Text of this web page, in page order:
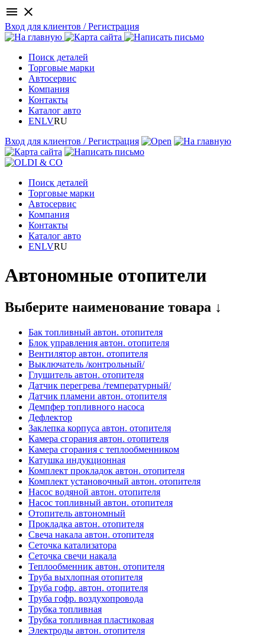
menu close
Вход для клиентов / Регистрация
Поиск деталей
Торговые марки
Автосервис
Компания
Контакты
Каталог авто
ENLVRU
Вход для клиентов / Регистрация
Поиск деталей
Торговые марки
Автосервис
Компания
Контакты
Каталог авто
ENLVRU
Автономные отопители
Выберите наименование товара ↓
Бак топливный автон. отопителя
Блок управления автон. отопителя
Вентилятор автон. отопителя
Выключатель /контрольный/
Глушитель автон. отопителя
Датчик перегрева /температурный/
Датчик пламени автон. отопителя
Демпфер топливного насоса
Дефлектор
Заклепка корпуса автон. отопителя
Камера сгорания автон. отопителя
Камера сгорания с теплообменником
Катушка индукционная
Комплект прокладок автон. отопителя
Комплект установочный автон. отопителя
Насос водяной автон. отопителя
Насос топливный автон. отопителя
Отопитель автономный
Прокладка автон. отопителя
Свеча накала автон. отопителя
Сеточка катализатора
Сеточка свечи накала
Теплообменник автон. отопителя
Труба выхлопная отопителя
Труба гофр. автон. отопителя
Труба гофр. воздухопровода
Трубка топливная
Трубка топливная пластиковая
Электроды автон. отопителя